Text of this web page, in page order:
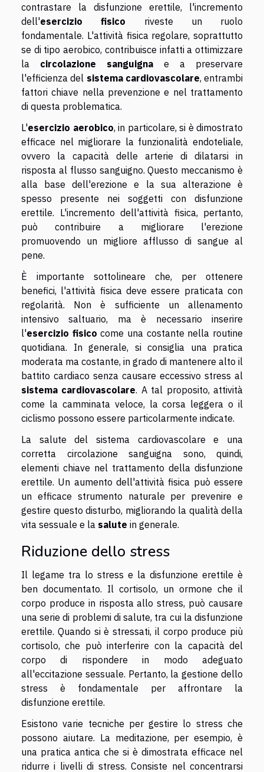
contrastare la disfunzione erettile, l'incremento
dell'esercizio fisico riveste un ruolo
fondamentale. L'attività fisica regolare, soprattutto
se di tipo aerobico, contribuisce infatti a ottimizzare
la circolazione sanguigna e a preservare
l'efficienza del sistema cardiovascolare, entrambi
fattori chiave nella prevenzione e nel trattamento
di questa problematica.
L'esercizio aerobico, in particolare, si è dimostrato
efficace nel migliorare la funzionalità endoteliale,
ovvero la capacità delle arterie di dilatarsi in
risposta al flusso sanguigno. Questo meccanismo è
alla base dell'erezione e la sua alterazione è
spesso presente nei soggetti con disfunzione
erettile. L'incremento dell'attività fisica, pertanto,
può contribuire a migliorare l'erezione
promuovendo un migliore afflusso di sangue al
pene.
È importante sottolineare che, per ottenere
benefici, l'attività fisica deve essere praticata con
regolarità. Non è sufficiente un allenamento
intensivo saltuario, ma è necessario inserire
l'esercizio fisico come una costante nella routine
quotidiana. In generale, si consiglia una pratica
moderata ma costante, in grado di mantenere alto il
battito cardiaco senza causare eccessivo stress al
sistema cardiovascolare. A tal proposito, attività
come la camminata veloce, la corsa leggera o il
ciclismo possono essere particolarmente indicate.
La salute del sistema cardiovascolare e una
corretta circolazione sanguigna sono, quindi,
elementi chiave nel trattamento della disfunzione
erettile. Un aumento dell'attività fisica può essere
un efficace strumento naturale per prevenire e
gestire questo disturbo, migliorando la qualità della
vita sessuale e la salute in generale.
Riduzione dello stress
Il legame tra lo stress e la disfunzione erettile è
ben documentato. Il cortisolo, un ormone che il
corpo produce in risposta allo stress, può causare
una serie di problemi di salute, tra cui la disfunzione
erettile. Quando si è stressati, il corpo produce più
cortisolo, che può interferire con la capacità del
corpo di rispondere in modo adeguato
all'eccitazione sessuale. Pertanto, la gestione dello
stress è fondamentale per affrontare la
disfunzione erettile.
Esistono varie tecniche per gestire lo stress che
possono aiutare. La meditazione, per esempio, è
una pratica antica che si è dimostrata efficace nel
ridurre i livelli di stress. Consiste nel concentrarsi